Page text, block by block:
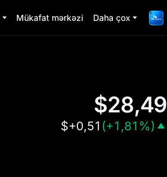
Mükafat mərkəzi Daha çox
$28,49
$+0,51 (+1,81%)